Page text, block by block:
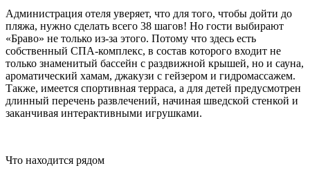
Администрация отеля уверяет, что для того, чтобы дойти до
пляжа, нужно сделать всего 38 шагов! Но гости выбирают
«Браво» не только из-за этого. Потому что здесь есть
собственный СПА-комплекс, в состав которого входит не
только знаменитый бассейн с раздвижной крышей, но и сауна,
ароматический хамам, джакузи с гейзером и гидромассажем.
Также, имеется спортивная терраса, а для детей предусмотрен
длинный перечень развлечений, начиная шведской стенкой и
заканчивая интерактивными игрушками.
Что находится рядом